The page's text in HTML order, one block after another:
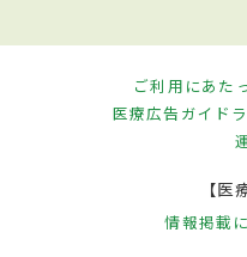
ご利用にあた
医療広告ガイド
【医
情報掲載